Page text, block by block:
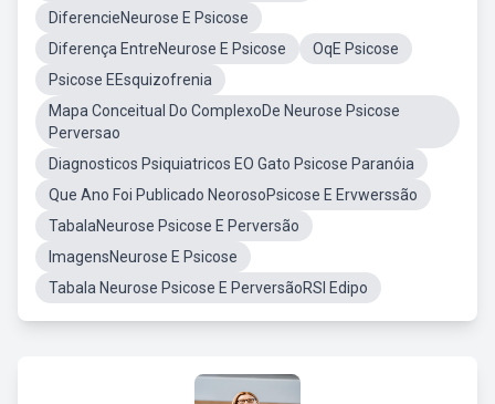
DiferencieNeurose E Psicose
Diferença EntreNeurose E Psicose
OqE Psicose
Psicose EEsquizofrenia
Mapa Conceitual Do ComplexoDe Neurose Psicose
Perversao
Diagnosticos Psiquiatricos EO Gato Psicose Paranóia
Que Ano Foi Publicado NeorosoPsicose E Ervwerssão
TabalaNeurose Psicose E Perversão
ImagensNeurose E Psicose
Tabala Neurose Psicose E PerversãoRSI Edipo